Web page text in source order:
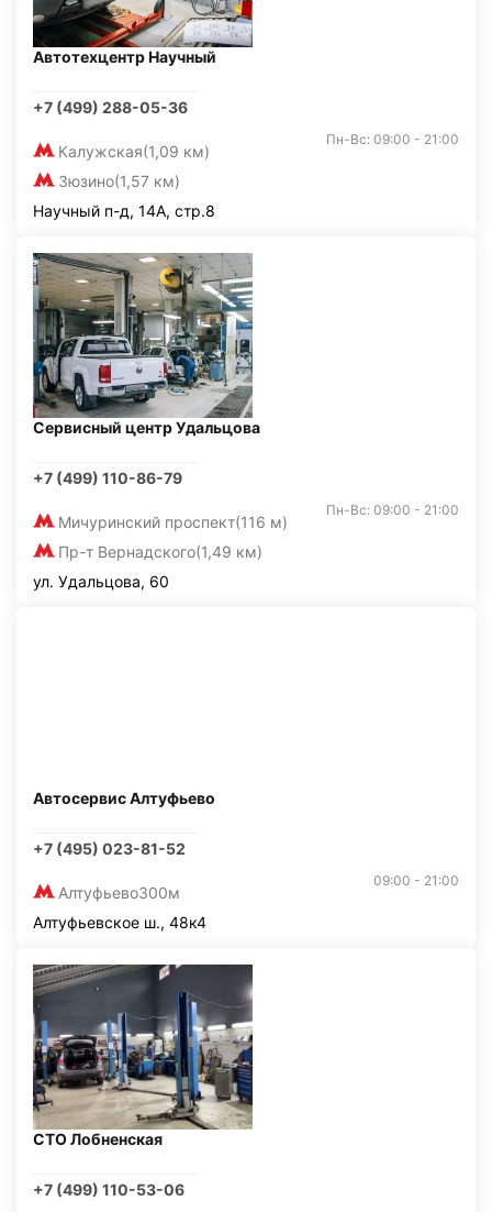
Автотехцентр Научный
+7 (499) 288-05-36
Калужская(1,09 км)
Зюзино(1,57 км)
Пн-Вс: 09:00 - 21:00
Научный п-д, 14А, стр.8
Сервисный центр Удальцова
+7 (499) 110-86-79
Мичуринский проспект(116 м)
Пр-т Вернадского(1,49 км)
Пн-Вс: 09:00 - 21:00
ул. Удальцова, 60
Автосервис Алтуфьево
+7 (495) 023-81-52
Алтуфьево300м
09:00 - 21:00
Алтуфьевское ш., 48к4
СТО Лобненская
+7 (499) 110-53-06